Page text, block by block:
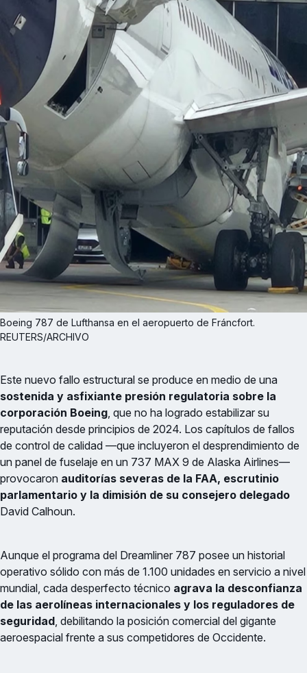
Boeing 787 de Lufthansa en el aeropuerto de Fráncfort.
REUTERS/ARCHIVO
Este nuevo fallo estructural se produce en medio de una
sostenida y asfixiante presión regulatoria sobre la
corporación Boeing , que no ha logrado estabilizar su
reputación desde principios de 2024. Los capítulos de fallos
de control de calidad —que incluyeron el desprendimiento de
un panel de fuselaje en un 737 MAX 9 de Alaska Airlines—
provocaron auditorías severas de la FAA, escrutinio
parlamentario y la dimisión de su consejero delegado
David Calhoun.
Aunque el programa del Dreamliner 787 posee un historial
operativo sólido con más de 1.100 unidades en servicio a nivel
mundial, cada desperfecto técnico agrava la desconfianza
de las aerolíneas internacionales y los reguladores de
seguridad , debilitando la posición comercial del gigante
aeroespacial frente a sus competidores de Occidente.